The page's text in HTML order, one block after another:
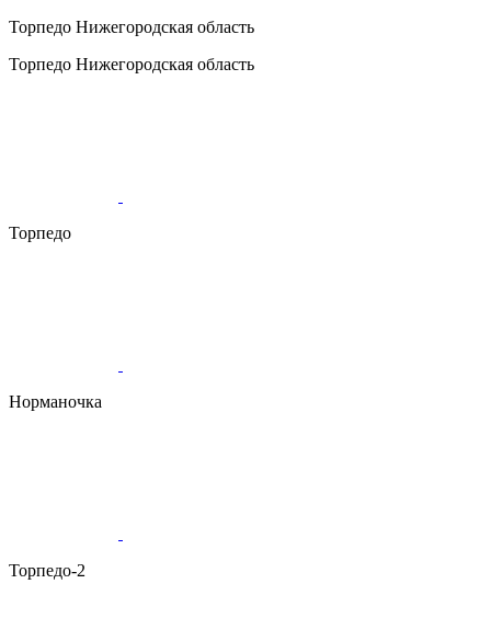
Торпедо Нижегородская область
Торпедо Нижегородская область
Торпедо
Норманочка
Торпедо-2